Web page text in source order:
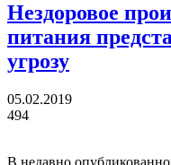
Нездоровое
питания
угрозу
05.02.2019
494
В недавно